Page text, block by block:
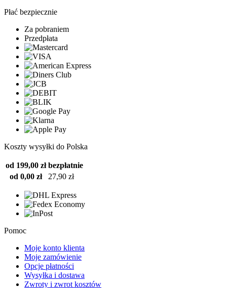
Płać bezpiecznie
Za pobraniem
Przedpłata
Koszty wysyłki do Polska
od 199,00 zł bezpłatnie
od 0,00 zł
27,90 zł
Pomoc
Moje konto klienta
Moje zamówienie
Opcje płatności
Wysyłka i dostawa
Zwroty i zwrot kosztów